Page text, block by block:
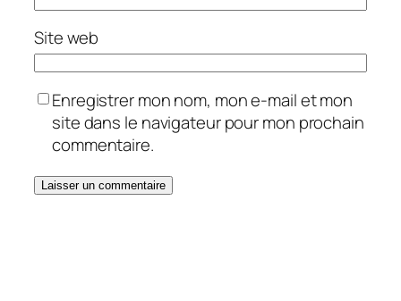
Site web
Enregistrer mon nom, mon e-mail et mon
site dans le navigateur pour mon prochain
commentaire.